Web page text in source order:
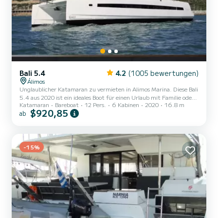
Bali 5.4 4.2 (1005 bewertungen)
Álimos
Unglaublicher Katamaran zu vermieten in Alimos Marina. Diese Bali
5.4 aus 2020 ist ein ideales Boot für einen Urlaub mit Familie oder
Freunden. Der Katamaran ist 17 Meter lang und hat 160 PS. Die
6 Kabinen bieten Platz für 14 Passagiere während der Fahrt. Für
ausgestattet. Es verfügt über folgende Ausstattung: Autopilot,
Außenbordmotor, Lautsprecher, Deckdusche, Wassermacher,...
Katamaran Bareboat 12 Pers. 6 Kabinen 2020 16.8 m
ab $920,85
-15%